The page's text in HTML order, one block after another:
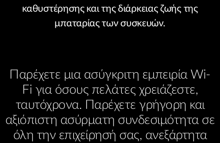
καθυστέρησης και της διάρκειας ζωής της
μπαταρίας των συσκευών.
Παρέχετε μια ασύγκριτη εμπειρία Wi-
Fi για όσους πελάτες χρειάζεστε,
ταυτόχρονα. Παρέχετε γρήγορη και
αξιόπιστη ασύρματη συνδεσιμότητα σε
όλη την επιχείρησή σας, ανεξάρτητα